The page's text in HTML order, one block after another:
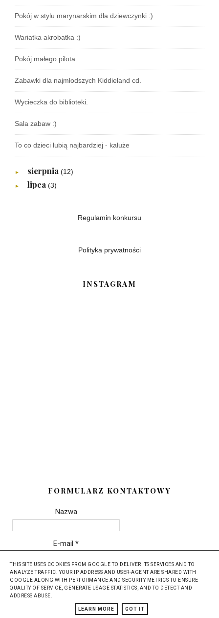
Pokój w stylu marynarskim dla dziewczynki :)
Wariatka akrobatka :)
Pokój małego pilota.
Zabawki dla najmłodszych Kiddieland cd.
Wycieczka do biblioteki.
Sala zabaw :)
To co dzieci lubią najbardziej - kałuże
► sierpnia (12)
► lipca (3)
Regulamin konkursu
Polityka prywatności
INSTAGRAM
FORMULARZ KONTAKTOWY
Nazwa
E-mail *
Wiadomość*
THIS SITE USES COOKIES FROM GOOGLE TO DELIVER ITS SERVICES AND TO
ANALYZE TRAFFIC. YOUR IP ADDRESS AND USER-AGENT ARE SHARED WITH
GOOGLE ALONG WITH PERFORMANCE AND SECURITY METRICS TO ENSURE
QUALITY OF SERVICE, GENERATE USAGE STATISTICS, AND TO DETECT AND
ADDRESS ABUSE.
LEARN MORE GOT IT